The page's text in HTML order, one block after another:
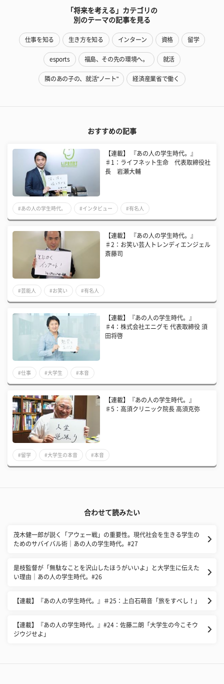
「将来を考える」カテゴリの
別のテーマの記事を見る
仕事を知る 生き方を知る インターン 資格 留学
esports 福島、その先の環境へ。 就活
隣のあの子の、就活"ノート" 経済産業省で働く
おすすめの記事
【連載】 『あの人の学生時代。』
♯1：ライフネット生命 代表取締役社
長 岩瀬大輔
#あの人の学生時代。 #インタビュー #有名人
【連載】 『あの人の学生時代。』
♯2：お笑い芸人トレンディエンジェル
斎藤司
#芸能人 #お笑い #有名人
【連載】『あの人の学生時代。』
♯4：株式会社エニグモ 代表取締役 須
田将啓
#仕事 #大学生 #本音
【連載】『あの人の学生時代。』
♯5：高須クリニック院長 高須克弥
#留学 #大学生の本音 #本音
合わせて読みたい
茂木健一郎が説く「アウェー戦」の重要性。現代社会を生きる学生の
ためのサバイバル術｜あの人の学生時代。#27
是枝監督が「無駄なことを沢山したほうがいいよ」と大学生に伝えた
い理由｜あの人の学生時代。#26
【連載】『あの人の学生時代。』＃25：上白石萌音「旅をすべし！」
【連載】『あの人の学生時代。』#24：佐藤二朗「大学生の今こそウ
ジウジせよ」